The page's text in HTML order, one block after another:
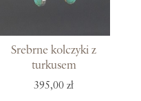
Srebrne kolczyki z
turkusem
395,00 zł